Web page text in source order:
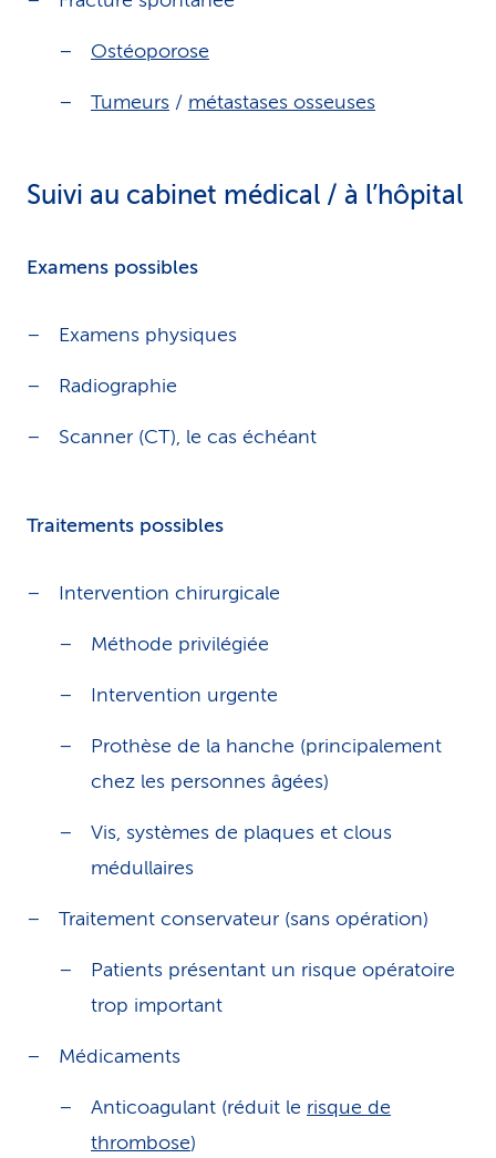
Ostéoporose
Tumeurs / métastases osseuses
Suivi au cabinet médical / à l’hôpital
Examens possibles
Examens physiques
Radiographie
Scanner (CT), le cas échéant
Traitements possibles
Intervention chirurgicale
Méthode privilégiée
Intervention urgente
Prothèse de la hanche (principalement
chez les personnes âgées)
Vis, systèmes de plaques et clous
médullaires
Traitement conservateur (sans opération)
Patients présentant un risque opératoire
trop important
Médicaments
Anticoagulant (réduit le risque de
thrombose)